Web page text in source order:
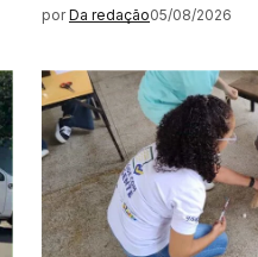
por Da redação05/08/2026